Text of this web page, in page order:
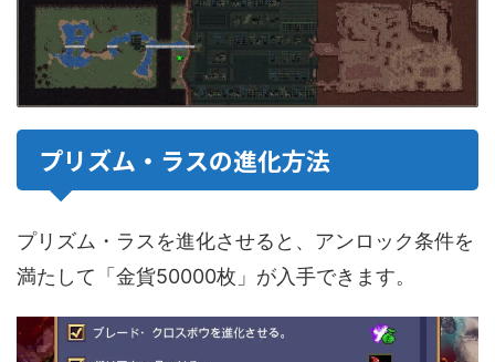
プリズム・ラスの進化方法
プリズム・ラスを進化させると、アンロック条件を
満たして「金貨50000枚」が入手できます。